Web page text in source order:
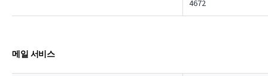
4672
메일 서비스